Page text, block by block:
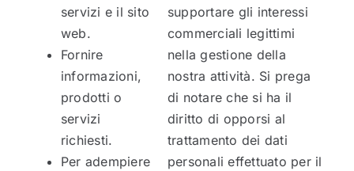
servizi e il sito
web.
Fornire
informazioni,
prodotti o
servizi
richiesti.
Per adempiere
supportare gli interessi
commerciali legittimi
nella gestione della
nostra attività. Si prega
di notare che si ha il
diritto di opporsi al
trattamento dei dati
personali effettuato per il